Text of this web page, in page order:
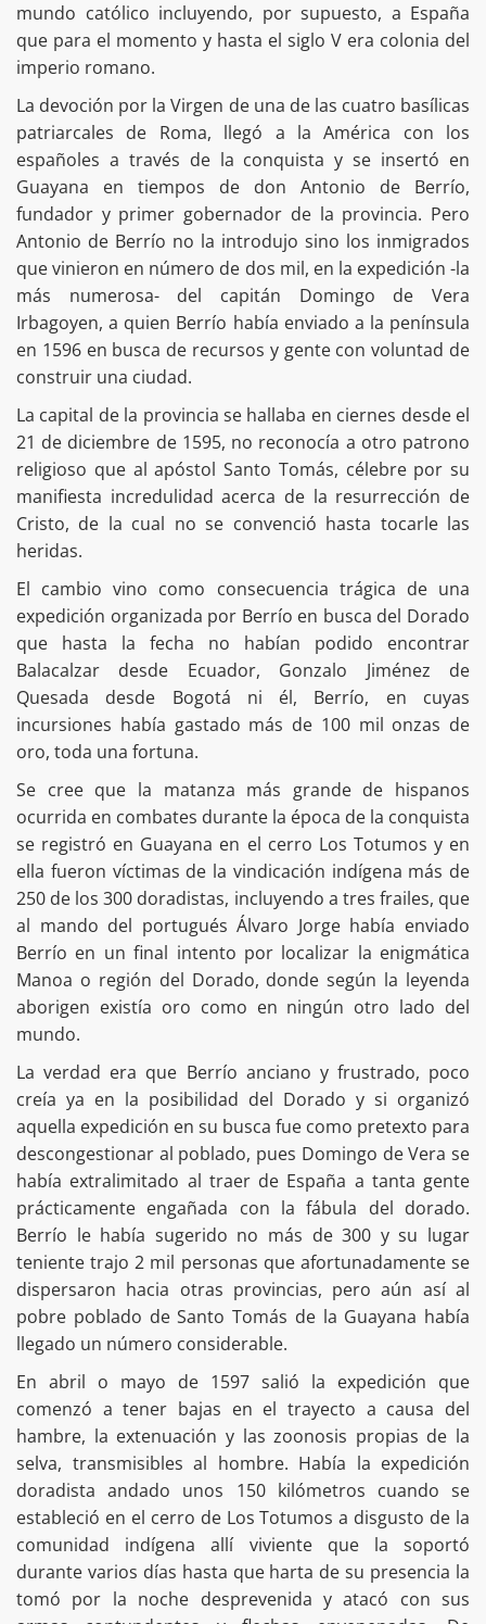
mundo católico incluyendo, por supuesto, a España
que para el momento y hasta el siglo V era colonia del
imperio romano.
La devoción por la Virgen de una de las cuatro basílicas
patriarcales de Roma, llegó a la América con los
españoles a través de la conquista y se insertó en
Guayana en tiempos de don Antonio de Berrío,
fundador y primer gobernador de la provincia. Pero
Antonio de Berrío no la introdujo sino los inmigrados
que vinieron en número de dos mil, en la expedición -la
más numerosa- del capitán Domingo de Vera
Irbagoyen, a quien Berrío había enviado a la península
en 1596 en busca de recursos y gente con voluntad de
construir una ciudad.
La capital de la provincia se hallaba en ciernes desde el
21 de diciembre de 1595, no reconocía a otro patrono
religioso que al apóstol Santo Tomás, célebre por su
manifiesta incredulidad acerca de la resurrección de
Cristo, de la cual no se convenció hasta tocarle las
heridas.
El cambio vino como consecuencia trágica de una
expedición organizada por Berrío en busca del Dorado
que hasta la fecha no habían podido encontrar
Balacalzar desde Ecuador, Gonzalo Jiménez de
Quesada desde Bogotá ni él, Berrío, en cuyas
incursiones había gastado más de 100 mil onzas de
oro, toda una fortuna.
Se cree que la matanza más grande de hispanos
ocurrida en combates durante la época de la conquista
se registró en Guayana en el cerro Los Totumos y en
ella fueron víctimas de la vindicación indígena más de
250 de los 300 doradistas, incluyendo a tres frailes, que
al mando del portugués Álvaro Jorge había enviado
Berrío en un final intento por localizar la enigmática
Manoa o región del Dorado, donde según la leyenda
aborigen existía oro como en ningún otro lado del
mundo.
La verdad era que Berrío anciano y frustrado, poco
creía ya en la posibilidad del Dorado y si organizó
aquella expedición en su busca fue como pretexto para
descongestionar al poblado, pues Domingo de Vera se
había extralimitado al traer de España a tanta gente
prácticamente engañada con la fábula del dorado.
Berrío le había sugerido no más de 300 y su lugar
teniente trajo 2 mil personas que afortunadamente se
dispersaron hacia otras provincias, pero aún así al
pobre poblado de Santo Tomás de la Guayana había
llegado un número considerable.
En abril o mayo de 1597 salió la expedición que
comenzó a tener bajas en el trayecto a causa del
hambre, la extenuación y las zoonosis propias de la
selva, transmisibles al hombre. Había la expedición
doradista andado unos 150 kilómetros cuando se
estableció en el cerro de Los Totumos a disgusto de la
comunidad indígena allí viviente que la soportó
durante varios días hasta que harta de su presencia la
tomó por la noche desprevenida y atacó con sus